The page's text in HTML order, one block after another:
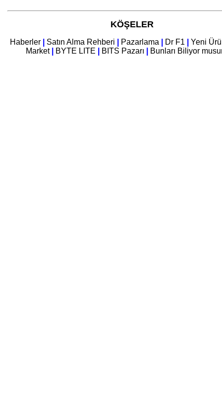
KÖŞELER
Haberler Satın Alma Rehberi Pazarlama Dr F1
Yeni
Market| BYTE LITE BITS Pazarı Bunları Biliyor